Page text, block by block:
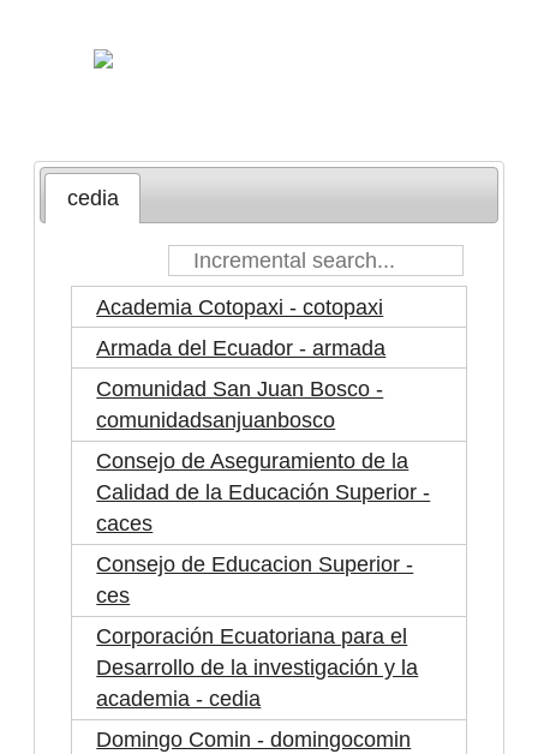
cedia
Academia Cotopaxi - cotopaxi
Armada del Ecuador - armada
Comunidad San Juan Bosco -
comunidadsanjuanbosco
Consejo de Aseguramiento de la
Calidad de la Educación Superior -
caces
Consejo de Educacion Superior -
ces
Corporación Ecuatoriana para el
Desarrollo de la investigación y la
academia - cedia
Domingo Comin - domingocomin